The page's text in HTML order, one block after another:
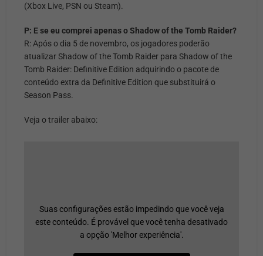
(Xbox Live, PSN ou Steam).
P: E se eu comprei apenas o Shadow of the Tomb Raider?
R: Após o dia 5 de novembro, os jogadores poderão
atualizar Shadow of the Tomb Raider para Shadow of the
Tomb Raider: Definitive Edition adquirindo o pacote de
conteúdo extra da Definitive Edition que substituirá o
Season Pass.
Veja o trailer abaixo:
Suas configurações estão impedindo que você veja
este conteúdo. É provável que você tenha desativado
a opção 'Melhor experiência'.